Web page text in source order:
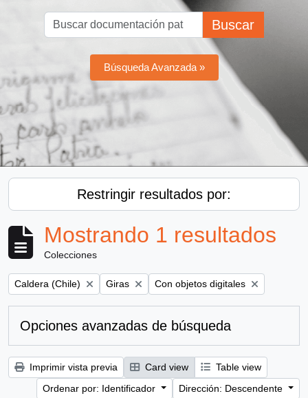
Buscar
Búsqueda Avanzada »
Restringir resultados por:
Mostrando 1 resultados
Colecciones
Remove filter:
Caldera (Chile) Remove filter:
Giras Remove filter:
Con objetos digitales
Opciones avanzadas de búsqueda
Imprimir vista previa Card view
Table view
Ordenar por: Identificador
Dirección: Descendente